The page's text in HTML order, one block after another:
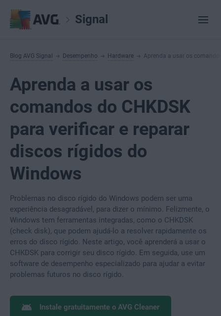
Signal
Blog AVG Signal Desempenho Hardware Aprenda a usar os
Aprenda a usar os
comandos do CHKDSK
para verificar e reparar
discos rígidos do
Windows
Problemas no disco rígido do Windows podem ser uma
experiência desagradável, para dizer o mínimo. Felizmente, o
Windows tem ferramentas integradas, como o CHKDSK
(check disk), que podem ajudá-lo a resolver rapidamente os
erros do disco rígido. Neste artigo, você aprenderá a usar o
CHKDSK para corrigir seu disco rígido. Em seguida, use um
software de desempenho especializado para ajudar a evitar
problemas futuros no disco rígido.
Instale gratuitamente o AVG Cleaner